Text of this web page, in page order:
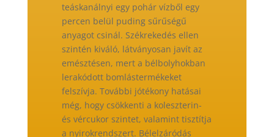
teáskanálnyi egy pohár vízből egy
percen belül puding sűrűségű
anyagot csinál. Székrekedés ellen
szintén kiváló, látványosan javít az
emésztésen, mert a bélbolyhokban
lerakódott bomlástermékeket
felszívja. További jótékony hatásai
még, hogy csökkenti a koleszterin-
és vércukor szintet, valamint tisztítja
a nyirokrendszert. Bélelzáródás